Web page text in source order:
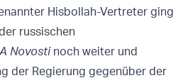
Hisbollah-Vertreter ging
russischen
Novostinoch weiter und
der Regierung gegenüber der